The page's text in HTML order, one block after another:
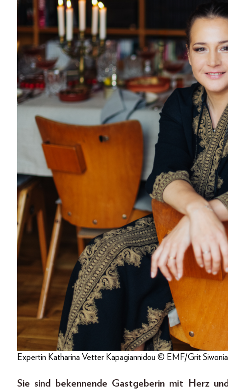
Expertin Katharina Vetter Kapagiannidou © EMF/Grit
Sie sind bekennende Gastgeberin mit Herz